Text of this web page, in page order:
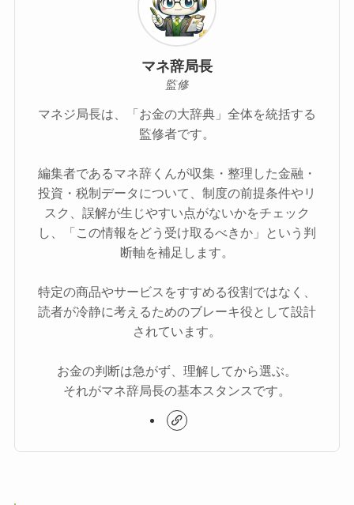
マネ辞局長
監修
マネジ局長は、「お金の大辞典」全体を統括する
監修者です。
編集者であるマネ辞くんが収集・整理した金融・
投資・税制データについて、制度の前提条件やリ
スク、誤解が生じやすい点がないかをチェック
し、「この情報をどう受け取るべきか」という判
断軸を補足します。
特定の商品やサービスをすすめる役割ではなく、
読者が冷静に考えるためのブレーキ役として設計
されています。
お金の判断は急がず、理解してから選ぶ。
それがマネ辞局長の基本スタンスです。